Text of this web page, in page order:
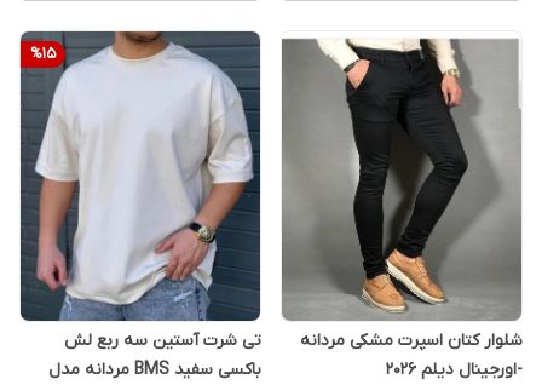
شلوار کتان اسپرت مشکی مردانه
-اورجینال دیلم 2026
%15
تی شرت آستین سه ربع لش
باکسی سفید BMS مردانه مدل